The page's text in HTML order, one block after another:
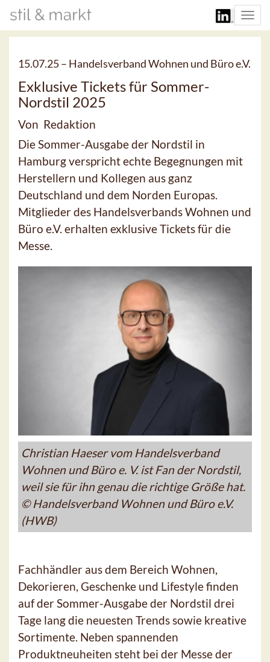
15.07.25 – Handelsverband Wohnen und Büro e.V.
Exklusive Tickets für Sommer-
Nordstil 2025
Von Redaktion
Die Sommer-Ausgabe der Nordstil in
Hamburg verspricht echte Begegnungen mit
Herstellern und Kollegen aus ganz
Deutschland und dem Norden Europas.
Mitglieder des Handelsverbands Wohnen und
Büro e.V. erhalten exklusive Tickets für die
Messe.
Christian Haeser vom Handelsverband
Wohnen und Büro e. V. ist Fan der Nordstil,
weil sie für ihn genau die richtige Größe hat.
© Handelsverband Wohnen und Büro e.V.
(HWB)
Fachhändler aus dem Bereich Wohnen,
Dekorieren, Geschenke und Lifestyle finden
auf der Sommer-Ausgabe der Nordstil drei
Tage lang die neuesten Trends sowie kreative
Sortimente. Neben spannenden
Produktneuheiten steht bei der Messe der